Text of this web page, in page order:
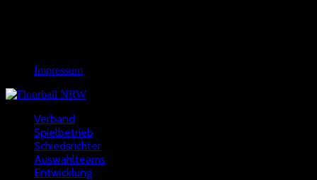
Impressum
Verband
Spielbetrieb
Schiedsrichter
Auswahlteams
Entwicklung